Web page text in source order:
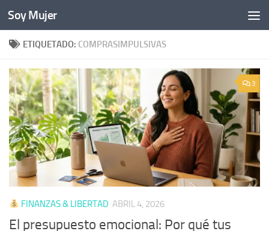
Bajo el contenido
Soy Mujer
ETIQUETADO: COMPRASIMPULSIVAS
3
FINANZAS & LIBERTAD ABRIL 4, 2026
El presupuesto emocional: Por qué tus